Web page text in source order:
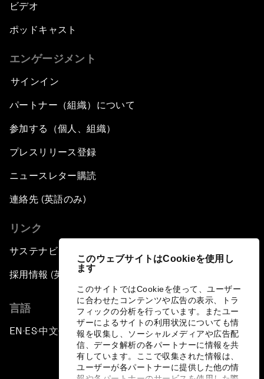
このウェブサイトはCookieを使用し
ます
このサイトではCookieを使って、ユーザー
に合わせたコンテンツや広告の表示、トラ
フィックの分析を行っています。またユー
ザーによるサイトの利用状況についても情
報を収集し、ソーシャルメディアや広告配
信、データ解析の各パートナーに情報を共
有しています。ここで収集された情報は、
ユーザーが各パートナーに提供した他の情
ビデオ
ポッドキャスト
エンゲージメント
サインイン
パートナー（組織）について
参加する（個人、組織）
プレスリリース登録
ニュースレター購読
連絡先 (英語のみ)
リンク
サステナビリティへの取り組み
採用情報 (英語のみ)
言語
EN ▪ES▪中文▪ 日本語